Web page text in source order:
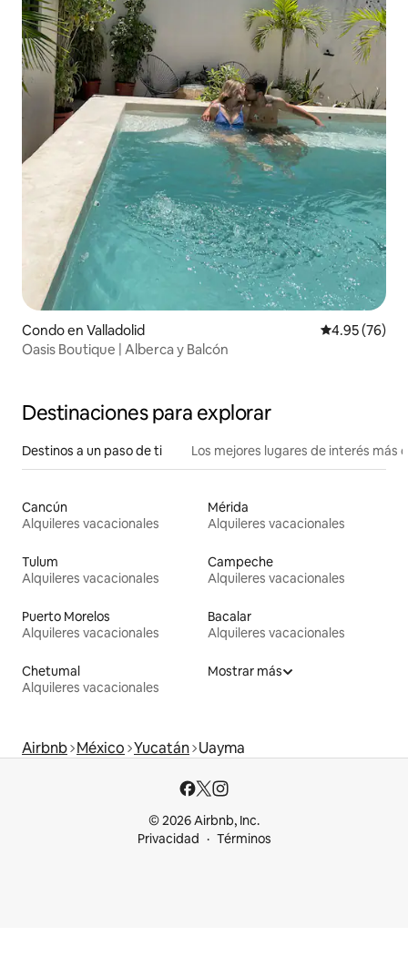
Condo en Valladolid Calificación
4.95 (76)
Oasis Boutique | Alberca y Balcón
Destinaciones para explorar
Destinos a un paso de ti Los mejores lugares de interés más
Cancún
Alquileres vacacionales
Mérida
Alquileres vacacionales
Tulum
Alquileres vacacionales
Campeche
Alquileres vacacionales
Puerto Morelos
Alquileres vacacionales
Bacalar
Alquileres vacacionales
Chetumal
Alquileres vacacionales
Mostrar más
Airbnb México Yucatán Uayma
© 2026 Airbnb, Inc.
Privacidad
Términos